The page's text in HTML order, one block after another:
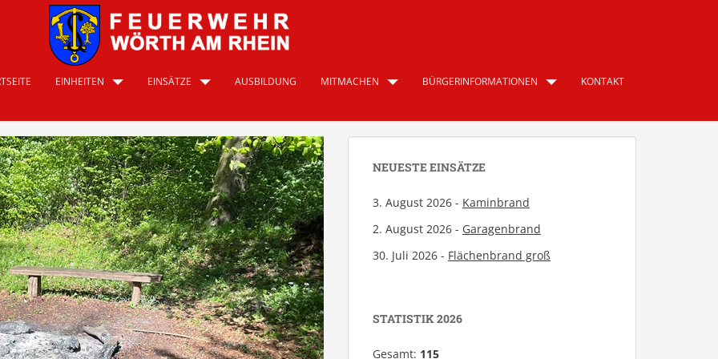
EINHEITEN EINSÄTZE AUSBILDUNG MITMACHEN BÜRGERINFORMATIONEN KONTAKT
NEUESTE EINSÄTZE
3. August 2026 - Kaminbrand
2. August 2026 - Garagenbrand
30. Juli 2026 - Flächenbrand groß
STATISTIK 2026
Gesamt: 115